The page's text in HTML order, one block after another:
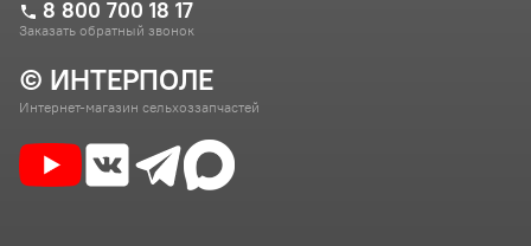
© ИНТЕРПОЛЕ
Интернет-магазин сельхоззапчастей
8 800 700 18 17
Заказать обратный звонок